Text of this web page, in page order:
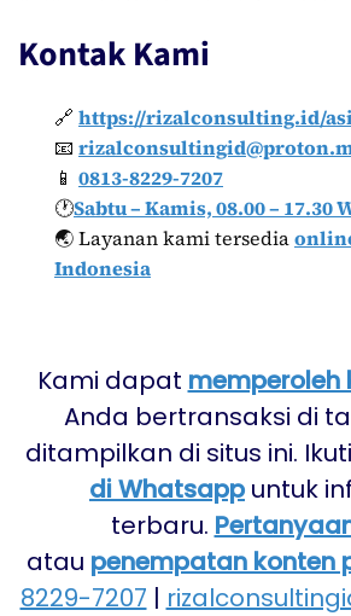
Kontak Kami
🔗 https://rizalconsulting.id/
📧
📱 0813-8229-7207
🕐Sabtu – Kamis, 08.00 – 17.30
🌏 Layanan kami tersedia
Indonesia
Kami dapat memperoleh
Anda bertransaksi di
ditampilkan di situs ini. Ikuti
di Whatsapp untuk
terbaru.
atau penempatan konten
8229-7207 |